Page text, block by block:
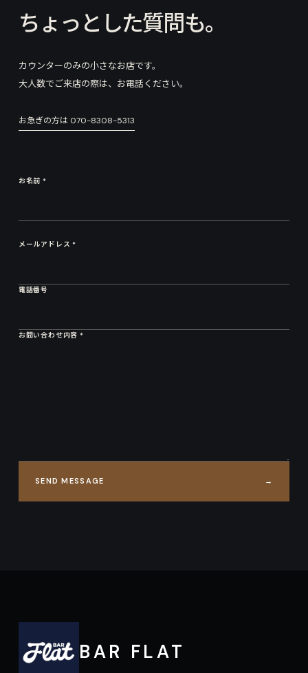
ちょっとした質問も。
カウンターのみの小さなお店です。
大人数でご来店の際は、お電話ください。
お急ぎの方は070-8308-5313
お名前 *
メールアドレス *
電話番号
お問い合わせ内容 *
SEND MESSAGE →
BAR FLAT